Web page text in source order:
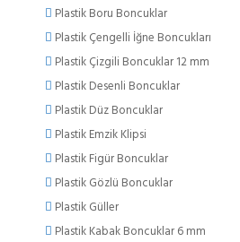
Plastik Boru Boncuklar
Plastik Çengelli İğne Boncukları
Plastik Çizgili Boncuklar 12 mm
Plastik Desenli Boncuklar
Plastik Düz Boncuklar
Plastik Emzik Klipsi
Plastik Figür Boncuklar
Plastik Gözlü Boncuklar
Plastik Güller
Plastik Kabak Boncuklar 6 mm